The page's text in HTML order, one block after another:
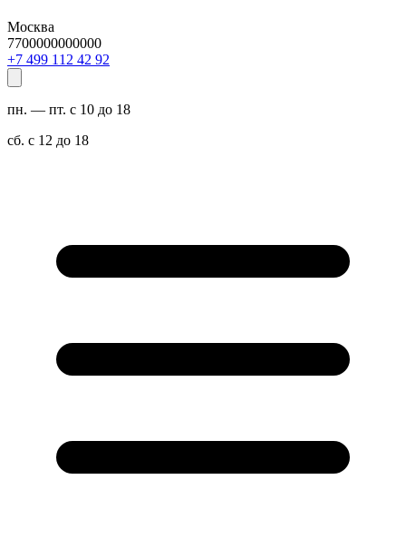
Москва
7700000000000
29 24 211 994 7+
пн. — пт. с 10 до 18
сб. с 12 до 18